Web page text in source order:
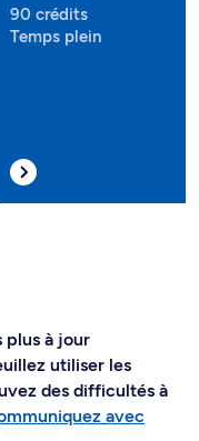
90 crédits
Temps plein
plus à jour
utiliser les
des difficultés à
avec